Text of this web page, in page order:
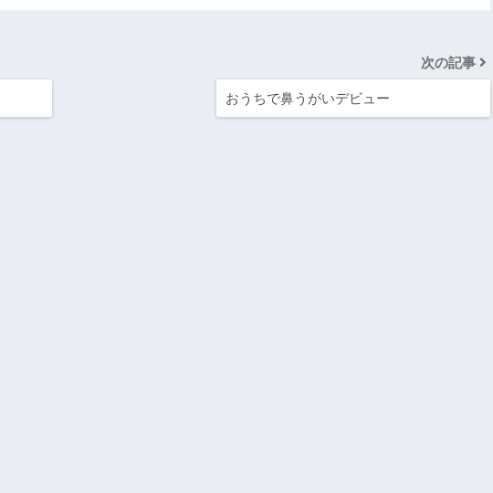
次の記事
おうちで鼻うがいデビュー